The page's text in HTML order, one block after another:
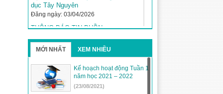
dục Tây Nguyên
Đăng ngày: 03/04/2026
THÔNG BÁO TIN BUỒN
Kế hoạch tuyển sinh năm học
2026–2027 trên địa bàn tỉnh Đắk
Đăng ngày: 31/03/2026
Đắk Lắk khẳng định vị thế với 5
MỚI NHẤT XEM NHIỀU
Kế hoạch hoạt động Tuần 1
năm học 2021 – 2022
(23/08/2021)